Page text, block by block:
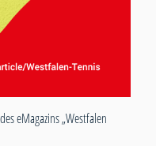
eMagazins „Westfalen